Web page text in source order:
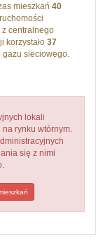
mieszkań 40
z centralnego
korzystało 37
gazu sieciowego.
lokali
rynku wtórnym.
się z nimi